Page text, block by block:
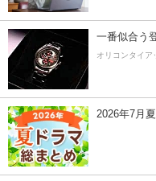
一番似合う
オリコンタイア
2026年7月